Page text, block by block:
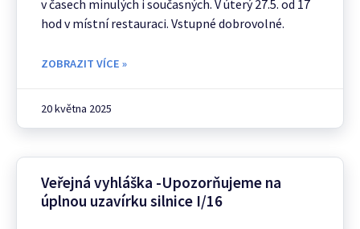
v časech minulých i současných. V úterý 27.5. od 17
hod v místní restauraci. Vstupné dobrovolné.
ZOBRAZIT VÍCE »
20 května 2025
Veřejná vyhláška -Upozorňujeme na
úplnou uzavírku silnice I/16